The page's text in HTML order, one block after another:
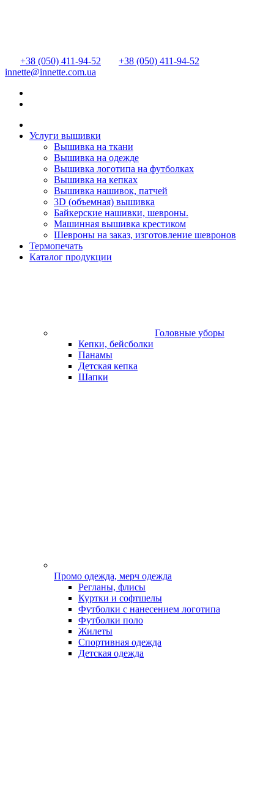
+38 (050) 411-94-52
+38 (050) 411-94-52
innette@innette.com.ua
Услуги вышивки
Вышивка на ткани
Вышивка на одежде
Вышивка логотипа на футболках
Вышивка на кепках
Вышивка нашивок, патчей
3D (объемная) вышивка
Байкерские нашивки, шевроны.
Машинная вышивка крестиком
Шевроны на заказ, изготовление шевронов
Термопечать
Каталог продукции
Головные уборы
Кепки, бейсболки
Панамы
Детская кепка
Шапки
Промо одежда, мерч одежда
Регланы, флисы
Куртки и софтшелы
Футболки с нанесением логотипа
Футболки поло
Жилеты
Спортивная одежда
Детская одежда